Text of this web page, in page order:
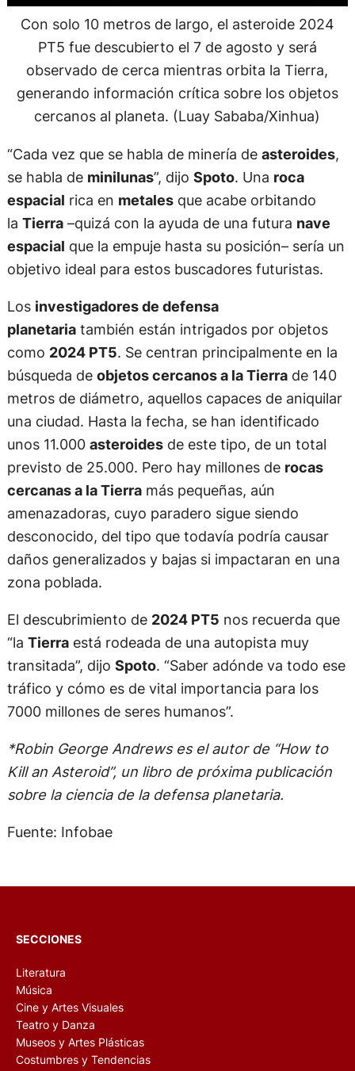
Con solo 10 metros de largo, el asteroide 2024
PT5 fue descubierto el 7 de agosto y será
observado de cerca mientras orbita la Tierra,
generando información crítica sobre los objetos
cercanos al planeta. (Luay Sababa/Xinhua)
“Cada vez que se habla de minería de asteroides,
se habla de minilunas”, dijo Spoto. Una roca
espacial rica en metalesque acabe orbitando
la Tierra–quizá con la ayuda de una futura nave
espacial que la empuje hasta su posición– sería un
objetivo ideal para estos buscadores futuristas.
Los investigadores de defensa
planetariatambién están intrigados por objetos
como 2024 PT5. Se centran principalmente en la
búsqueda de objetos cercanos a la Tierrade 140
metros de diámetro, aquellos capaces de aniquilar
una ciudad. Hasta la fecha, se han identificado
unos 11.000 asteroidesde este tipo, de un total
previsto de 25.000. Pero hay millones de rocas
cercanas a la Tierramás pequeñas, aún
amenazadoras, cuyo paradero sigue siendo
desconocido, del tipo que todavía podría causar
daños generalizados y bajas si impactaran en una
zona poblada.
El descubrimiento de 2024 PT5 nos recuerda que
“la Tierraestá rodeada de una autopista muy
transitada”, dijo Spoto. “Saber adónde va todo ese
tráfico y cómo es de vital importancia para los
7000 millones de seres humanos”.
*Robin George Andrews es el autor de “How to
Kill an Asteroid”, un libro de próxima publicación
sobre la ciencia de la defensa planetaria.
Fuente: Infobae
SECCIONES
Literatura
Música
Cine y Artes Visuales
Teatro y Danza
Museos y Artes Plásticas
Costumbres y Tendencias